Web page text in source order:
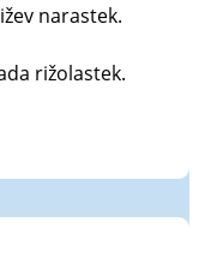
narastek.
rižolastek.